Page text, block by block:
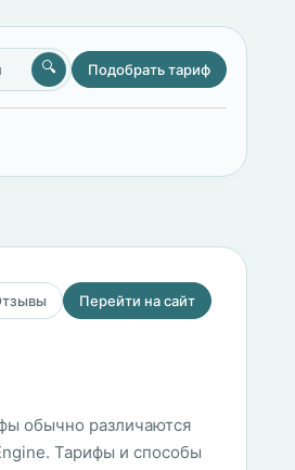
🔍 Подобрать тариф
Перейти на сайт
обычно различаются
Тарифы и способы